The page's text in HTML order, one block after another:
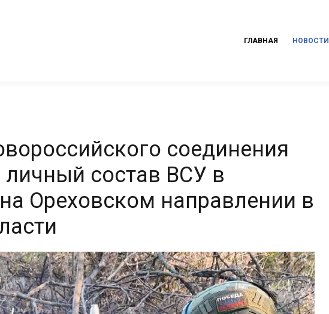
ГЛАВНАЯ НОВОСТИ
соединения
состав ВСУ в
Ореховском направлении в